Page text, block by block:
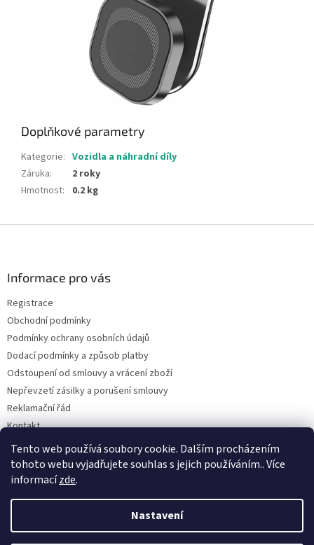
Tento web používá soubory cookie. Dalším procházením
tohoto webu vyjadřujete souhlas s jejich používáním.. Více
informacízde.
Nastavení
Doplňkové parametry
Kategorie: Vozidla a náhradní díly
Záruka:
2 roky
Hmotnost: 0.2 kg
Informace pro vás
Registrace
Obchodní podmínky
Podmínky ochrany osobních údajů
Dodací podmínky a způsob platby
Odstoupení od smlouvy a vrácení zboží
Nepřevzetí zásilky a porušení smlouvy
Reklamační řád
Kontakt
Napište nám